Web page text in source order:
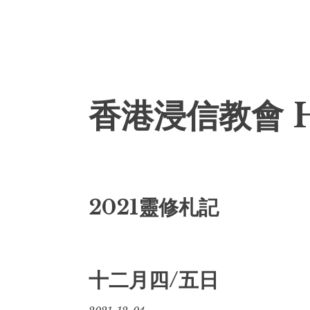
to
content
香港浸信教會
2021靈修札記
十二月四/五日